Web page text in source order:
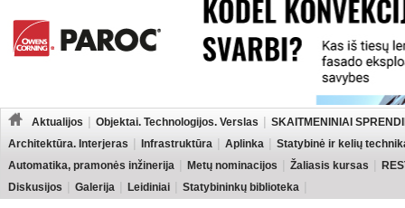
Aktualijos Objektai. Technologijos. Verslas
SKAITMENINIAI
Architektūra. Interjeras
Infrastruktūra Aplinka
Statybinė ir kelių
Automatika, pramonės inžinerija
Metų nominacijos Žaliasis kursas
Diskusijos
Galerija Leidiniai Statybininkų biblioteka